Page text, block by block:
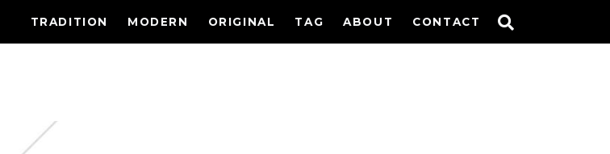
TRADITION MODERN ORIGINAL TAG ABOUT CONTACT